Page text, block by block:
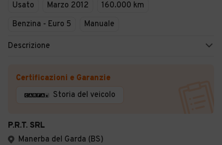
Usato Marzo 2012
160.000 km
Benzina - Euro 5
Manuale
Descrizione
Certificazioni e Garanzie
Storia del veicolo
P.R.T. SRL
Manerba del Garda (BS)